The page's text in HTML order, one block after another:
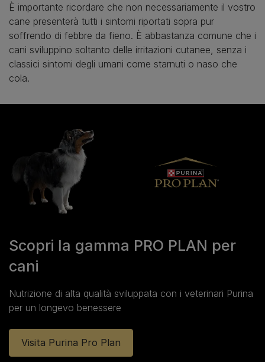
È importante ricordare che non necessariamente il vostro
cane presenterà tutti i sintomi riportati sopra pur
soffrendo di febbre da fieno. È abbastanza comune che i
cani sviluppino soltanto delle irritazioni cutanee, senza i
classici sintomi degli umani come starnuti o naso che
cola.
Scopri la gamma PRO PLAN per
cani
Nutrizione di alta qualità sviluppata con i veterinari Purina
per un longevo benessere
Visita Purina Pro Plan